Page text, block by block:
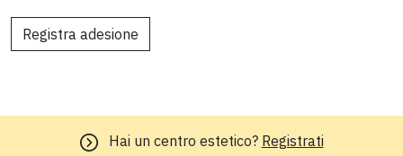
Registra adesione
Hai un centro estetico? Registrati